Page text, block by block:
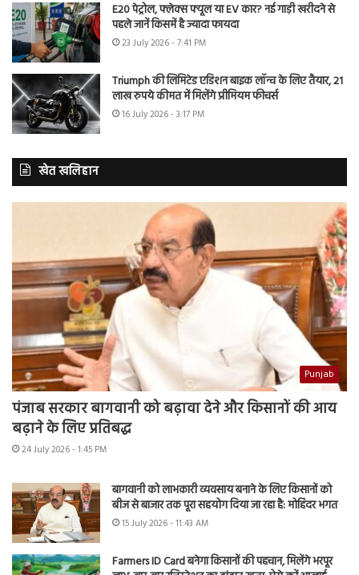
E20 पेट्रोल, फ्लेक्स फ्यूल या EV कार? नई गाड़ी खरीदने से
पहले जानें किसमें है ज्यादा फायदा
23 July 2026 - 7:41 PM
Triumph की लिमिटेड एडिशन बाइक लॉन्च के लिए तैयार, 21
लाख रुपये कीमत में मिलेंगे प्रीमियम फीचर्स
16 July 2026 - 3:17 PM
खेत खलिहान
Punjab
पंजाब सरकार बागवानी को बढ़ावा देने और किसानों की आय
बढ़ाने के लिए प्रतिबद्ध
24 July 2026 - 1:45 PM
बागवानी को लाभकारी व्यवसाय बनाने के लिए किसानों को
बीज से बाजार तक पूरा सहयोग दिया जा रहा है: मोहिंदर भगत
15 July 2026 - 11:43 AM
Farmers ID Card बनेगा किसानों की पहचान, मिलेंगे भरपूर